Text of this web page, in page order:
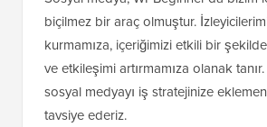
biçilmez bir araç olmuştur.
kurmamıza, içeriğimizi etkili bir
ve etkileşimi artırmamıza olanak
sosyal medyayı iş stratejinize
tavsiye ederiz.